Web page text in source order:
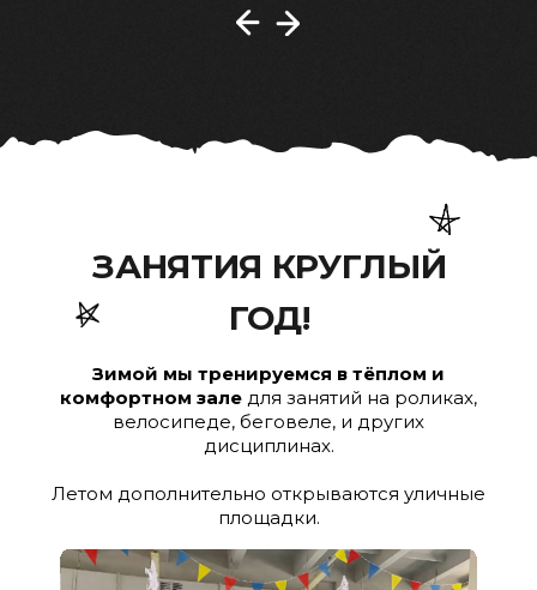
ЗАНЯТИЯ КРУГЛЫЙ
ГОД!
Зимой мы тренируемся в тёплом и
комфортном зале для занятий на роликах,
велосипеде, беговеле, и других
дисциплинах.
Летом дополнительно открываются уличные
площадки.